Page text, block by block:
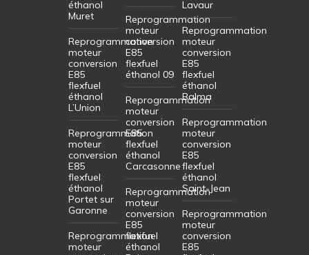
éthanol
Muret
Reprogrammation
moteur
conversion
E85
flexfuel
éthanol
L’Union
Reprogrammation
moteur
conversion
E85
flexfuel
éthanol
Portet sur
Garonne
Reprogrammation
moteur
Reprogrammation
moteur
conversion
E85
flexfuel
éthanol 09
Reprogrammation
moteur
conversion
E85
flexfuel
éthanol
Carcasonne
Reprogrammation
moteur
conversion
E85
flexfuel
éthanol
Lavaur
Reprogrammation
moteur
conversion
E85
flexfuel
éthanol
Balma
Reprogrammation
moteur
conversion
E85
flexfuel
éthanol
Saint-Jean
Reprogrammation
moteur
conversion
E85